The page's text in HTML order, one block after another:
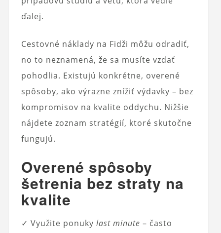
ďalej.
Cestovné náklady na Fidži môžu odradiť,
no to neznamená, že sa musíte vzdať
pohodlia. Existujú konkrétne, overené
spôsoby, ako výrazne znížiť výdavky – bez
kompromisov na kvalite oddychu. Nižšie
nájdete zoznam stratégií, ktoré skutočne
fungujú.
Overené spôsoby
šetrenia bez straty na
kvalite
✓ Využite ponuky last minute – často